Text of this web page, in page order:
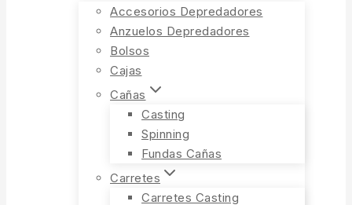
Accesorios Depredadores
Anzuelos Depredadores
Bolsos
Cajas
Cañas
Casting
Spinning
Fundas Cañas
Carretes
Carretes Casting